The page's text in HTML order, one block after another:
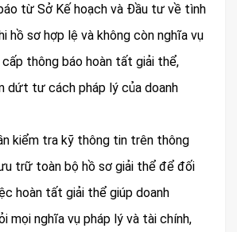
từ Sở Kế hoạch và Đầu tư về tình
hồ sơ hợp lệ và không còn nghĩa vụ
thông báo hoàn tất giải thể,
dứt tư cách pháp lý của doanh
kiểm tra kỹ thông tin trên thông
trữ toàn bộ hồ sơ giải thể để đối
hoàn tất giải thể giúp doanh
mọi nghĩa vụ pháp lý và tài chính,